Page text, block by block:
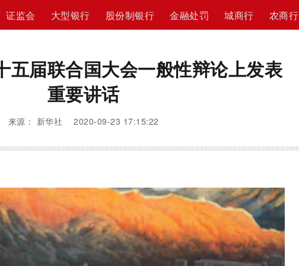
证监会 大型银行 股份制银行 金融处罚 城商行 农商行
五届联合国大会一般性辩论上发表
重要讲话
来源： 新华社 2020-09-23 17:15:22